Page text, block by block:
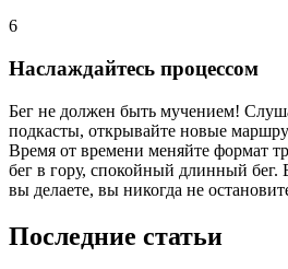
6
Наслаждайтесь процессом
Бег не должен быть мучением!
подкасты, открывайте новые
Время от времени меняйте формат
бег в гору, спокойный длинный бег.
вы делаете, вы никогда не
Последние статьи